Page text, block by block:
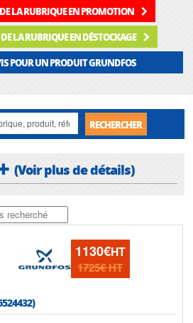
technologiquement parlant, c'est ça
, que ce soit, unepompe de relevage
Grundfos,station de relevage Grundfos
Grundfos,pompe de surpression
France, et sous 1 semaine dans le Monde
LA RUBRIQUE EN PROMOTION
LA RUBRIQUE EN DÉSTOCKAGE
POUR UN PRODUIT GRUNDFOS
RECHERCHER
(Voir plus de détails)
1130€HT
1725€HT